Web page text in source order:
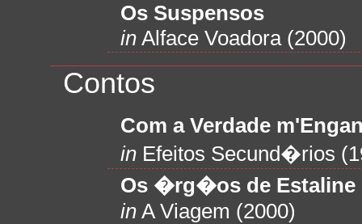
Os Suspensos
in Alface Voadora (2000)
Contos
Com a Verdade
in Efeitos Secund�rios
Os �rg�os de Estaline
in A Viagem (2000)